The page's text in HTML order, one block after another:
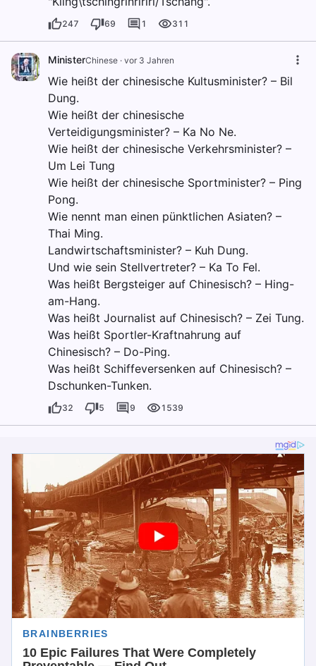
247 69 1 311
MinisterChinese · vor 3 Jahren
Wie heißt der chinesische Kultusminister? – Bil
Dung.
Wie heißt der chinesische
Verteidigungsminister? – Ka No Ne.
Wie heißt der chinesische Verkehrsminister? –
Um Lei Tung
Wie heißt der chinesische Sportminister? – Ping
Pong.
Wie nennt man einen pünktlichen Asiaten? –
Thai Ming.
Landwirtschaftsminister? – Kuh Dung.
Und wie sein Stellvertreter? – Ka To Fel.
Was heißt Bergsteiger auf Chinesisch? – Hing-
am-Hang.
Was heißt Journalist auf Chinesisch? – Zei Tung.
Was heißt Sportler-Kraftnahrung auf
Chinesisch? – Do-Ping.
Was heißt Schiffeversenken auf Chinesisch? –
Dschunken-Tunken.
32 5 9 1539